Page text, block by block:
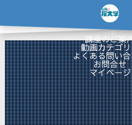
…
Top
講座のご案
動画カテゴリ
よくある問い
お問合せ
マイページ